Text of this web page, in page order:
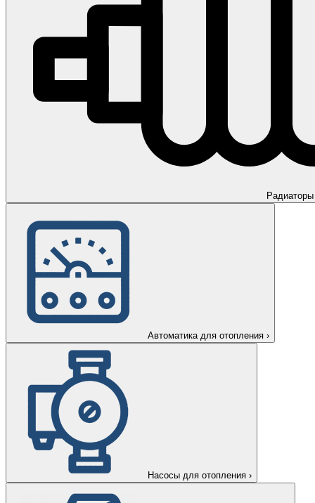
Радиаторы
Автоматика для отопления ›
Насосы для отопления ›